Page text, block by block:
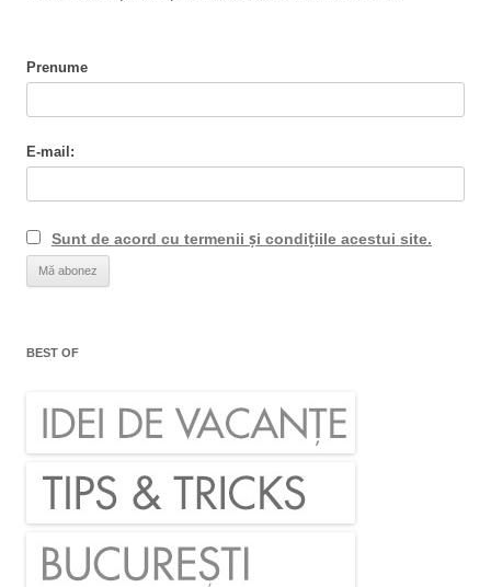
Prenume
E-mail:
Sunt de acord cu termenii și condițiile acestui site.
BEST OF